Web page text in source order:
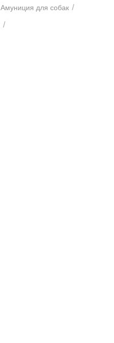
Амуниция для собак /
/